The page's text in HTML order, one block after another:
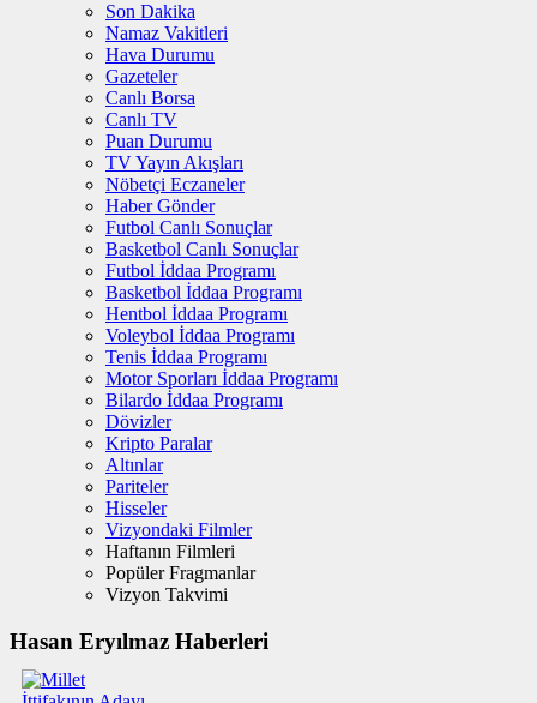
Son Dakika
Namaz Vakitleri
Hava Durumu
Gazeteler
Canlı Borsa
Canlı TV
Puan Durumu
TV Yayın Akışları
Nöbetçi Eczaneler
Haber Gönder
Futbol Canlı Sonuçlar
Basketbol Canlı Sonuçlar
Futbol İddaa Programı
Basketbol İddaa Programı
Hentbol İddaa Programı
Voleybol İddaa Programı
Tenis İddaa Programı
Motor Sporları İddaa Programı
Bilardo İddaa Programı
Dövizler
Kripto Paralar
Altınlar
Pariteler
Hisseler
Vizyondaki Filmler
Haftanın Filmleri
Popüler Fragmanlar
Vizyon Takvimi
Hasan Eryılmaz Haberleri